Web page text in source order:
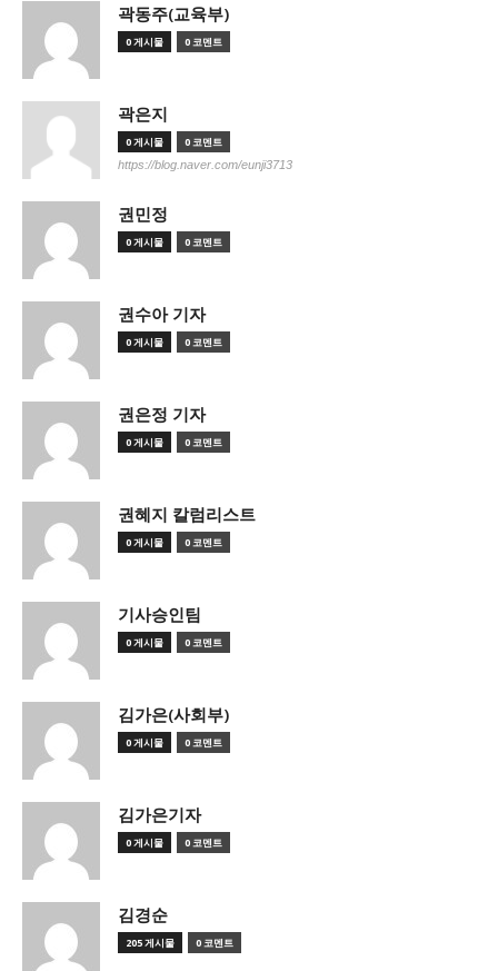
곽동주(교육부)
0 게시물 0 코멘트
곽은지
0 게시물 0 코멘트
https://blog.naver.com/eunji3713
권민정
0 게시물 0 코멘트
권수아 기자
0 게시물 0 코멘트
권은정 기자
0 게시물 0 코멘트
권혜지 칼럼리스트
0 게시물 0 코멘트
기사승인팀
0 게시물 0 코멘트
김가은(사회부)
0 게시물 0 코멘트
김가은기자
0 게시물 0 코멘트
김경순
205 게시물 0 코멘트